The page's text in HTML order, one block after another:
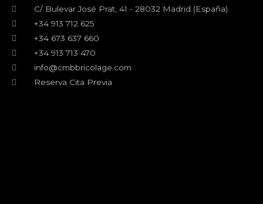
C/ Bulevar José Prat, 41 - 28032 Madrid (España)
+34 913 712 625
+34 673 637 660
+34 913 713 470
info@cmbbricolage.com
Reserva Cita Previa